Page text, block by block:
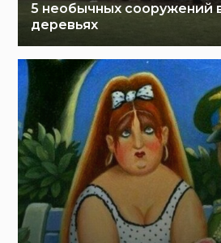
5 необычных сооружений
деревьях